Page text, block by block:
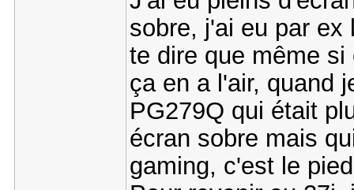
sobre, j'ai eu par ex
te dire que même
ça en a l'air, quand
PG279Q qui était
écran sobre mais
gaming, c'est le pied